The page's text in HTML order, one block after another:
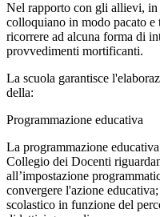
Nel rapporto con gli allievi,
colloquiano in modo pacato
ricorrere ad alcuna forma di
provvedimenti mortificanti.
La scuola garantisce
della:
Programmazione educativa
La programmazione
Collegio dei Docenti
all’impostazione
convergere l'azione
scolastico in funzione del